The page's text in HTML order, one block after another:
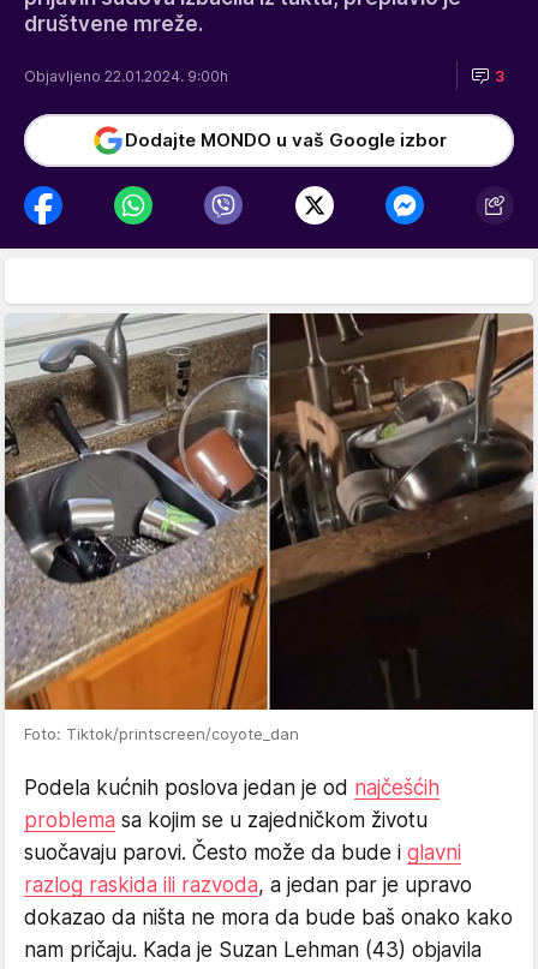
društvene mreže.
Objavljeno 22.01.2024. 9:00h 3
Dodajte MONDO u vaš Google izbor
Foto: Tiktok/printscreen/coyote_dan
Podela kućnih poslova jedan je od najčešćih
problema sa kojim se u zajedničkom životu
suočavaju parovi. Često može da bude i glavni
razlog raskida ili razvoda, a jedan par je upravo
dokazao da ništa ne mora da bude baš onako kako
nam pričaju. Kada je Suzan Lehman (43) objavila